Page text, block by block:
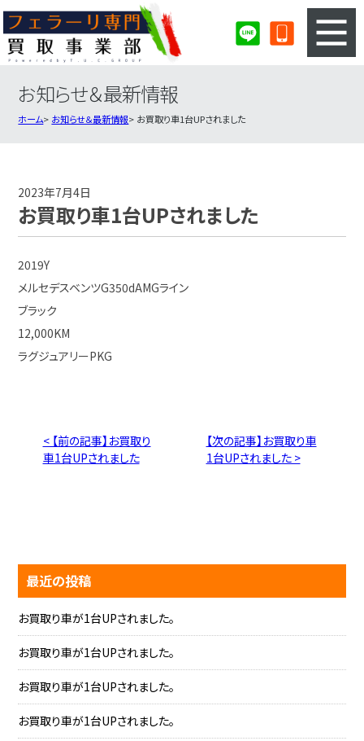
3ステップのカンタン査定
フェラーリ買取実績
お知らせ＆最新情報
ホーム お知らせ＆最新情報 お買取り車1台UPされました
2023年7月4日
お買取り車1台UPされました
2019Y
メルセデスベンツG350dAMGライン
ブラック
12,000KM
ラグジュアリーPKG
< 【前の記事】お買取り
車1台UPされました
【次の記事】お買取り車
1台UPされました >
最近の投稿
お買取り車が1台UPされました。
お買取り車が1台UPされました。
お買取り車が1台UPされました。
お買取り車が1台UPされました。